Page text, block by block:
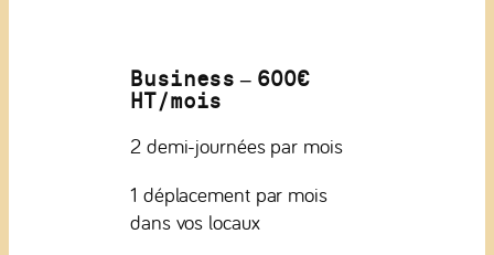
Business – 600€
HT/mois
2 demi-journées par mois
1 déplacement par mois
dans vos locaux